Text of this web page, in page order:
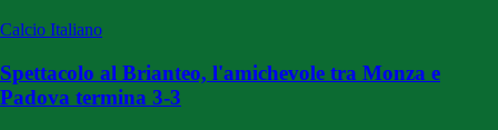
Calcio Italiano
Spettacolo al Brianteo, l'amichevole tra Monza e
Padova termina 3-3